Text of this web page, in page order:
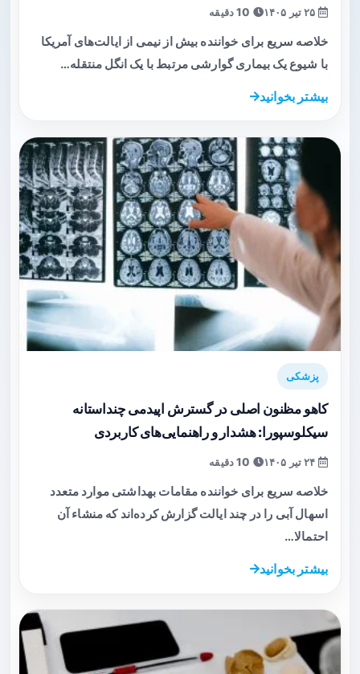
خلاصه سریع برای خواننده بیش از نیمی از ایالت‌های آمریکا
با شیوع یک بیماری گوارشی مرتبط با یک انگل منتقله…
بیشتر بخوانید
پزشکی
کاهو مظنون اصلی در گسترش اپیدمی چنداستانه
سیکلوسپورا: هشدار و راهنمایی‌های کاربردی
خلاصه سریع برای خواننده مقامات بهداشتی موارد متعدد
اسهال آبی را در چند ایالت گزارش کرده‌اند که منشاء آن
احتمالا…
بیشتر بخوانید